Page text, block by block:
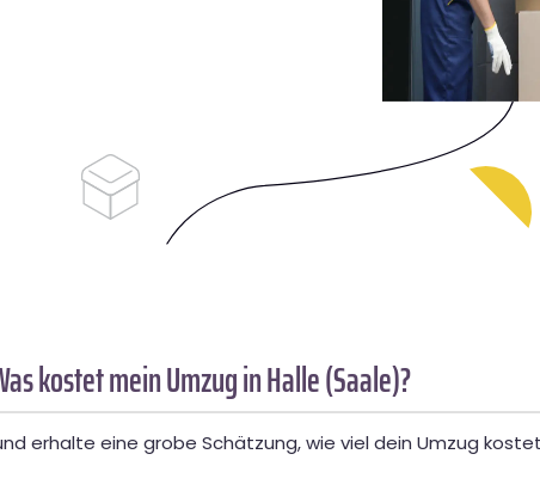
kostet mein Umzug in Halle (Saale)?
erhalte eine grobe Schätzung, wie viel dein Umzug